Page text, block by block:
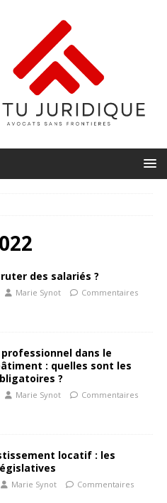
des salariés ?
Marie Synot
Commentaires
dans le
: quelles sont les
?
Marie Synot
Commentaires
locatif : les
Marie Synot
Commentaires